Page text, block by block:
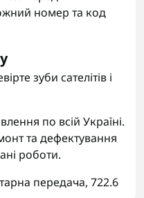
номер та код
зуби сателітів і
по всій Україні.
та дефектування
роботи.
передача, 722.6